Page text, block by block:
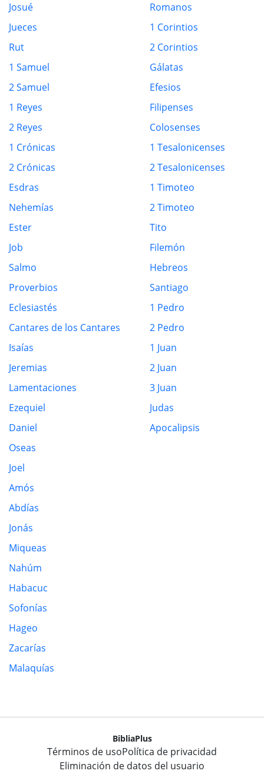
Josué
Jueces
Rut
1 Samuel
2 Samuel
1 Reyes
2 Reyes
1 Crónicas
2 Crónicas
Esdras
Nehemías
Ester
Job
Salmo
Proverbios
Eclesiastés
Cantares de los Cantares
Isaías
Jeremias
Lamentaciones
Ezequiel
Daniel
Oseas
Joel
Amós
Abdías
Jonás
Miqueas
Nahúm
Habacuc
Sofonías
Hageo
Zacarías
Malaquías
Romanos
1 Corintios
2 Corintios
Gálatas
Efesios
Filipenses
Colosenses
1 Tesalonicenses
2 Tesalonicenses
1 Timoteo
2 Timoteo
Tito
Filemón
Hebreos
Santiago
1 Pedro
2 Pedro
1 Juan
2 Juan
3 Juan
Judas
Apocalipsis
BibliaPlus
Términos de usoPolítica de privacidad
Eliminación de datos del usuario